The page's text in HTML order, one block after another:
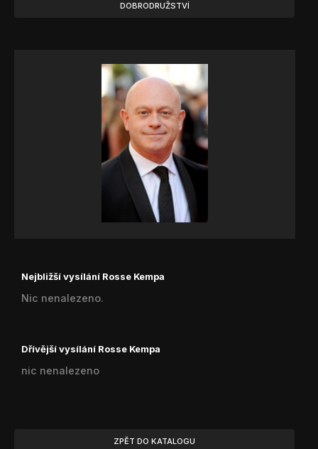
DOBRODRUŽSTVÍ
Nejbližší vysílání Rosse Kempa
Nic nenalezeno.
Dřívější vysílání Rosse Kempa
nic nenalezeno
ZPĚT DO KATALOGU